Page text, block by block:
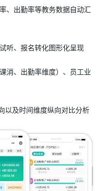
、出勤率等教务数据自动汇
听、报名转化图形化呈现
消、出勤率维度）、员工业
以及时间维度纵向对比分析